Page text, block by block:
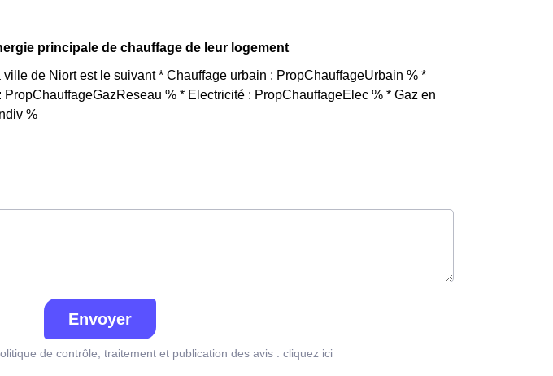
principale de chauffage de leur logement
de Niort est le suivant * Chauffage urbain : PropChauffageUrbain % *
% * Electricité : PropChauffageElec % * Gaz en
%
Envoyer
de contrôle, traitement et publication des avis : cliquez ici